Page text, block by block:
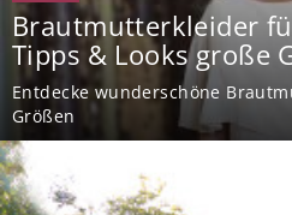
Brautmutterkleider
Tipps & Looks große
Entdecke wunderschöne
Größen